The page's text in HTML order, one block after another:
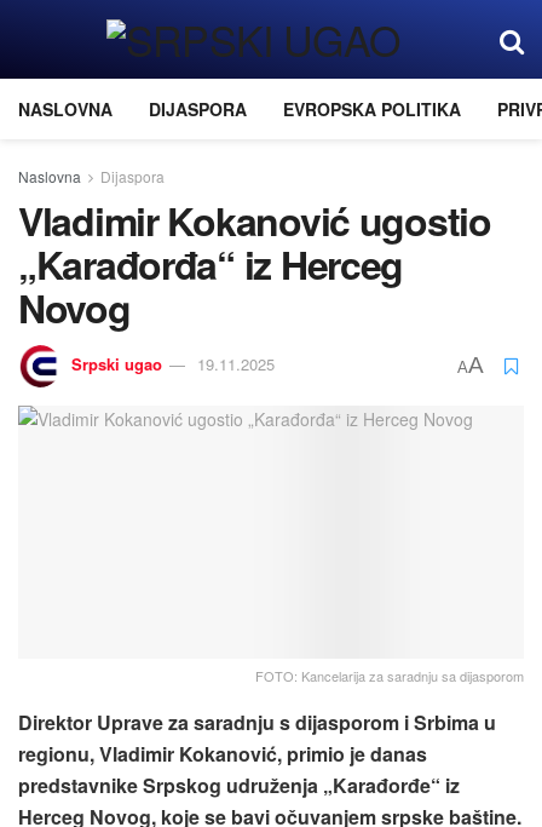
NASLOVNA DIJASPORA EVROPSKA POLITIKA
Naslovna Dijaspora
Vladimir Kokanović ugostio
„Karađorđa“ iz Herceg
Novog
Srpski ugao 19.11.2025 AA
FOTO: Kancelarija za saradnju sa dijasporom
Direktor Uprave za saradnju s dijasporom i Srbima u
regionu, Vladimir Kokanović, primio je danas
predstavnike Srpskog udruženja „Karađorđe“ iz
Herceg Novog, koje se bavi očuvanjem srpske baštine.